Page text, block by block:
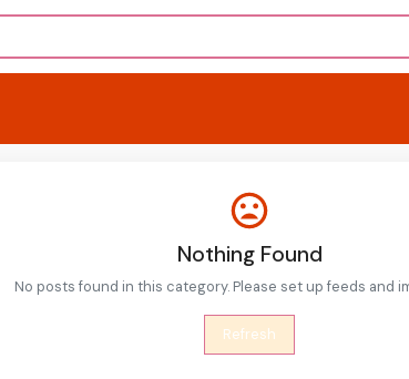
Nothing Found
No posts found in this category. Please set up feeds and
Refresh